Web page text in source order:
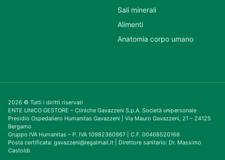
Sali minerali
Alimenti
Anatomia corpo umano
2026 © Tutti i diritti riservati
ENTE UNICO GESTORE – Cliniche Gavazzeni S.p.A. Società unipersonale
Presidio Ospedaliero Humanitas Gavazzeni | Via Mauro Gavazzeni, 21 – 24125
Bergamo
Gruppo IVA Humanitas – P. IVA 10982360967 | C.F. 00468520168
Posta certificata: gavazzeni@legalmail.it | Direttore sanitario: Dr. Massimo
Castoldi